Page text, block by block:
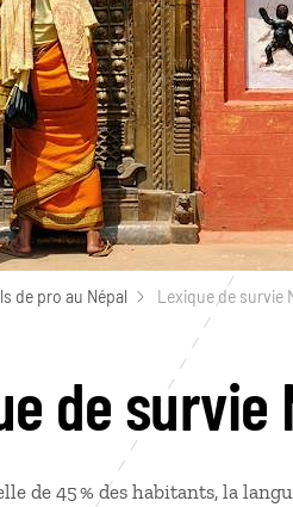
de pro au Népal Lexique de survie
de survie
de 45 % des habitants, la